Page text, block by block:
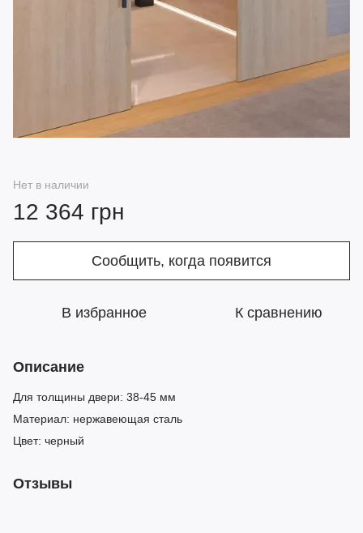
Нет в наличии
12 364 грн
Сообщить, когда появится
В избранное К сравнению
Описание
Для толщины двери: 38-45 мм
Материал: нержавеющая сталь
Цвет: черный
Отзывы